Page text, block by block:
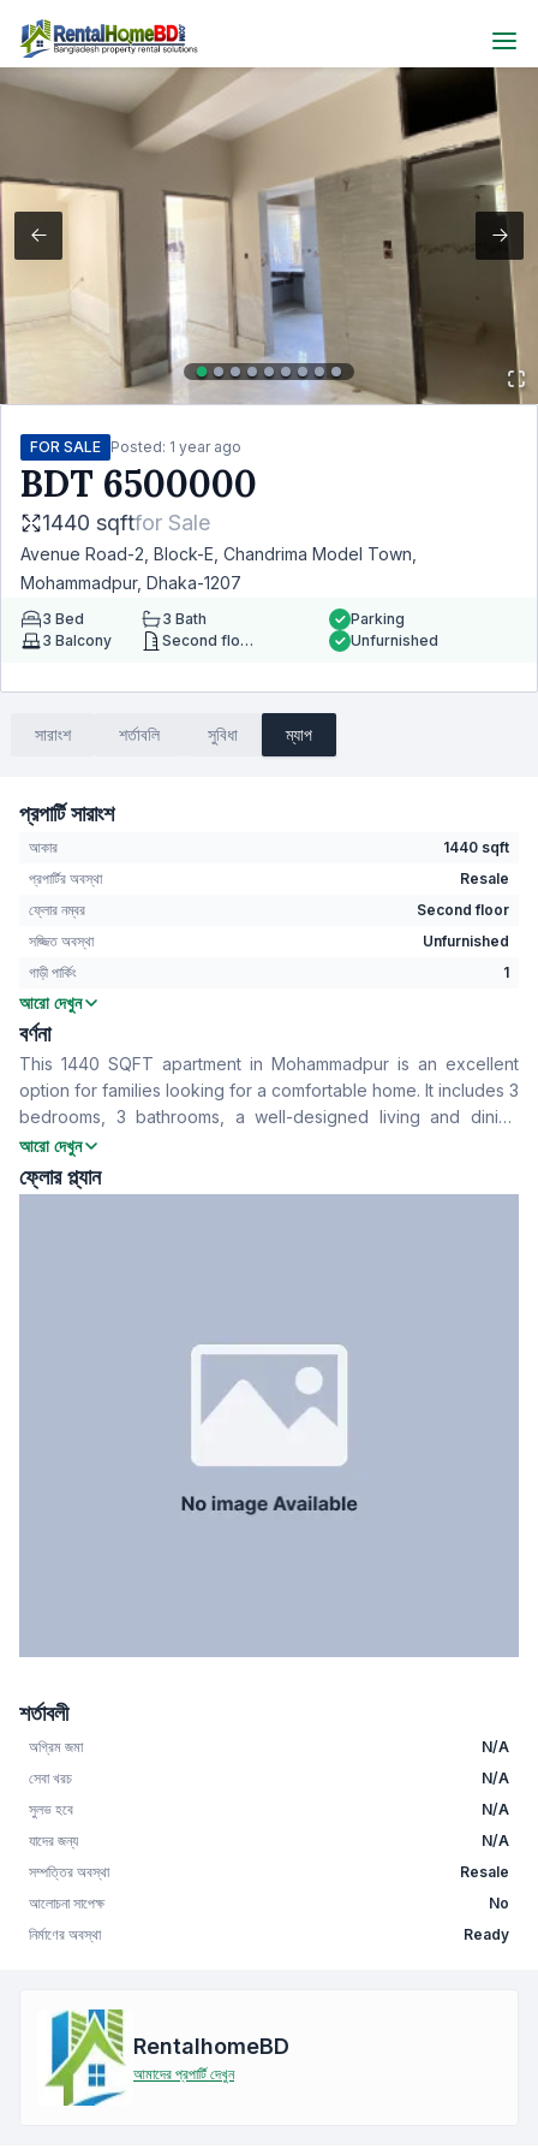
FOR SALE Posted: 1 year ago
BDT 6500000
1440 sqftfor Sale
Avenue Road-2, Block-E, Chandrima Model Town,
Mohammadpur, Dhaka-1207
3 Bed 3 Bath
3 Balcony Second floor
Parking
Unfurnished
সারাংশ শর্তাবলি সুবিধা ম্যাপ
প্রপার্টি সারাংশ
আকার
1440 sqft
প্রপার্টির অবস্থা
Resale
ফ্লোর নম্বর
Second floor
সজ্জিত অবস্থা
Unfurnished
গাড়ী পার্কিং
1
বেডরুম
বাথরুম
বসার রুম
No
Drawing Room
Yes
খাবার রুম
Yes
ফ্লোর টাইপ
Tiled
আরো দেখুন
বর্ণনা
This 1440 SQFT apartment in Mohammadpur is an excellent
option for families looking for a comfortable home. It includes 3
bedrooms, 3 bathrooms, a well-designed living and dining
space, a kitchen etc. The building has security, parking, and
modern amenities. Contact now for further details.
আরো দেখুন
ফ্লোর প্ল্যান
শর্তাবলী
অগ্রিম জমা
N/A
সেবা খরচ
N/A
সুলভ হবে
N/A
যাদের জন্য
N/A
সম্পত্তির অবস্থা
Resale
আলোচনা সাপেক্ষ
No
নির্মাণের অবস্থা
Ready
RentalhomeBD
আমাদের প্রপার্টি দেখুন